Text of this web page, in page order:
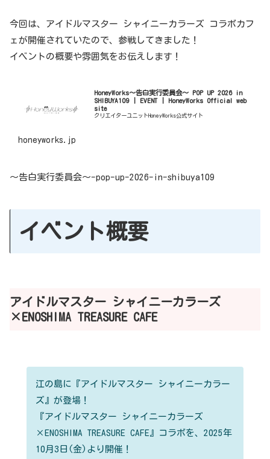
今回は、アイドルマスター シャイニーカラーズ コラボカフ
ェが開催されていたので、参戦してきました！
イベントの概要や雰囲気をお伝えします！
HoneyWorks～告白実行委員会～ POP UP 2026 in
SHIBUYA109 | EVENT | HoneyWorks Official web
site
クリエイターユニットHoneyWorks公式サイト
honeyworks.jp
～告白実行委員会～-pop-up-2026-in-shibuya109
イベント概要
アイドルマスター シャイニーカラーズ
×ENOSHIMA TREASURE CAFE
江の島に『アイドルマスター シャイニーカラー
ズ』が登場！
『アイドルマスター シャイニーカラーズ
×ENOSHIMA TREASURE CAFE』コラボを、2025年
10月3日(金)より開催！